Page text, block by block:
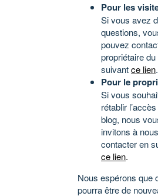
Pour les
Si vous avez
questions,
pouvez
propriétaire
suivantce lien.
Pour le
Si vous
rétablir
blog, nous
invitons à nous
contacter en
ce lien.
Nous espérons que
pourra être de